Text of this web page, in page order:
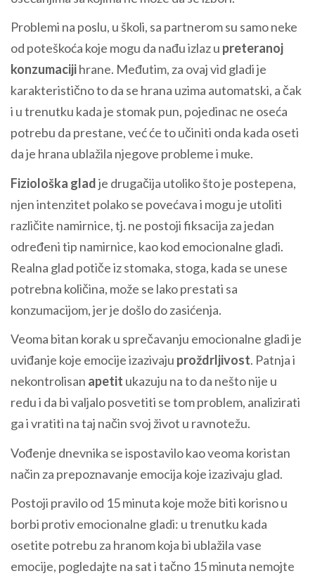
Problemi na poslu, u školi, sa partnerom su samo neke
od poteškoća koje mogu da nađu izlaz u preteranoj
konzumacijihrane. Međutim, za ovaj vid gladi je
karakteristično to da se hrana uzima automatski, a čak
i u trenutku kada je stomak pun, pojedinac ne oseća
potrebu da prestane, već će to učiniti onda kada oseti
da je hrana ublažila njegove probleme i muke.
Fiziološka gladje drugačija utoliko što je postepena,
njen intenzitet polako se povećava i mogu je utoliti
različite namirnice, tj. ne postoji fiksacija za jedan
određeni tip namirnice, kao kod emocionalne gladi.
Realna glad potiče iz stomaka, stoga, kada se unese
potrebna količina, može se lako prestati sa
konzumacijom, jer je došlo do zasićenja.
Veoma bitan korak u sprečavanju emocionalne gladi je
uviđanje koje emocije izazivaju proždrljivost. Patnja i
nekontrolisan apetit ukazuju na to da nešto nije u
redu i da bi valjalo posvetiti se tom problem, analizirati
ga i vratiti na taj način svoj život u ravnotežu.
Vođenje dnevnika se ispostavilo kao veoma koristan
način za prepoznavanje emocija koje izazivaju glad.
Postoji pravilo od 15 minuta koje može biti korisno u
borbi protiv emocionalne gladi: u trenutku kada
osetite potrebu za hranom koja bi ublažila vase
emocije, pogledajte na sat i tačno 15 minuta nemojte